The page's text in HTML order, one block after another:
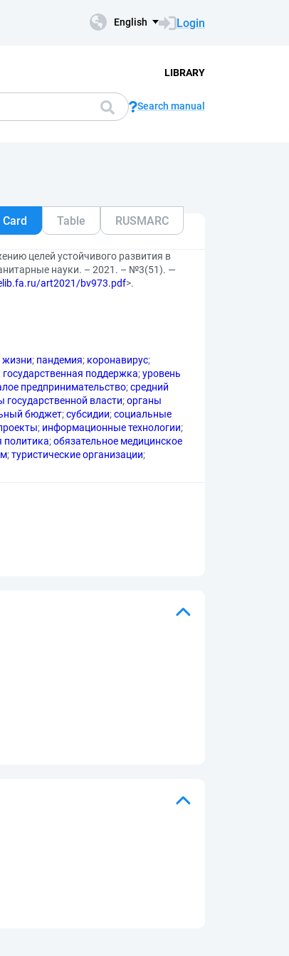
English Login
LIBRARY
Search manual
Card Table RUSMARC
целей устойчивого развития в
науки. – 2021. – №3(51). —
art2021/bv973.pdf>.
жизни; пандемия; коронавирус;
; государственная поддержка;уровень
предпринимательство;средний
государственной власти;органы
бюджет;субсидии;социальные
; информационные технологии;
политика;обязательное медицинское
;туристические организации;